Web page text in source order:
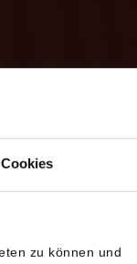
zu können und